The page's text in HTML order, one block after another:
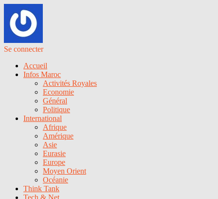
Se connecter
Accueil
Infos Maroc
Activités Royales
Economie
Général
Politique
International
Afrique
Amérique
Asie
Eurasie
Europe
Moyen Orient
Océanie
Think Tank
Tech & Net